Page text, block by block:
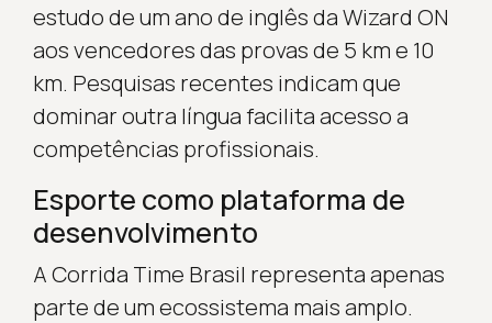
estudo de um ano de inglês da Wizard ON
aos vencedores das provas de 5 km e 10
km. Pesquisas recentes indicam que
dominar outra língua facilita acesso a
competências profissionais.
Esporte como plataforma de
desenvolvimento
A Corrida Time Brasil representa apenas
parte de um ecossistema mais amplo.